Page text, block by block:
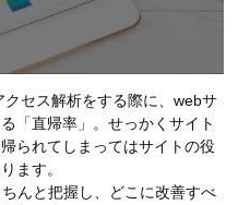
セス解析をする際に、webサ
「直帰率」。せっかくサイト
られてしまってはサイトの役
ます。
んと把握し、どこに改善すべ